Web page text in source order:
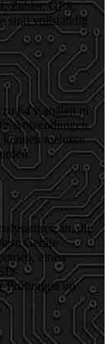
Zähler, GPS,
sind vollständig
64 Kanälen in
Anwendungen
mehrere
an, die
Geräte
einen
Prüfungen im